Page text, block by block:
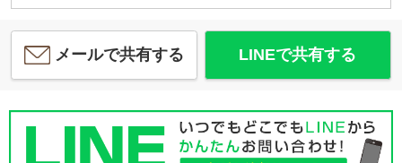
メールで共有する LINEで共有する